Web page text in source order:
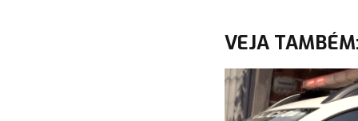
VEJA